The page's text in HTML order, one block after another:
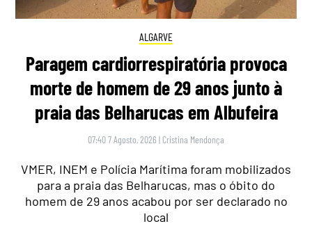
ALGARVE
Paragem cardiorrespiratória provoca
morte de homem de 29 anos junto à
praia das Belharucas em Albufeira
07:40 7 Agosto, 2026 | Cristina Mendonça
VMER, INEM e Polícia Marítima foram mobilizados
para a praia das Belharucas, mas o óbito do
homem de 29 anos acabou por ser declarado no
local